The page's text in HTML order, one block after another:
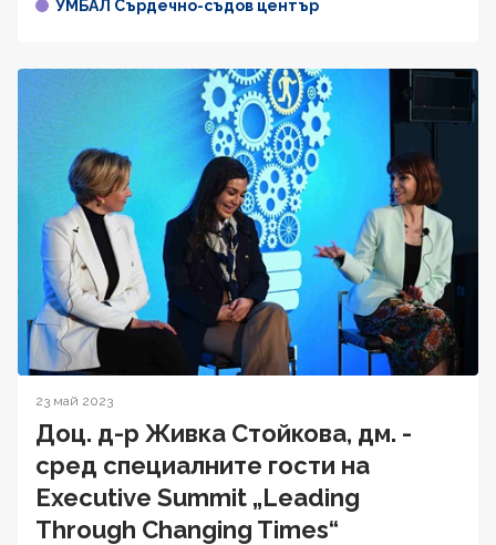
УМБАЛ Сърдечно-съдов център
23 май 2023
Доц. д-р Живка Стойкова, дм. -
сред специалните гости на
Executive Summit „Leading
Through Changing Times“